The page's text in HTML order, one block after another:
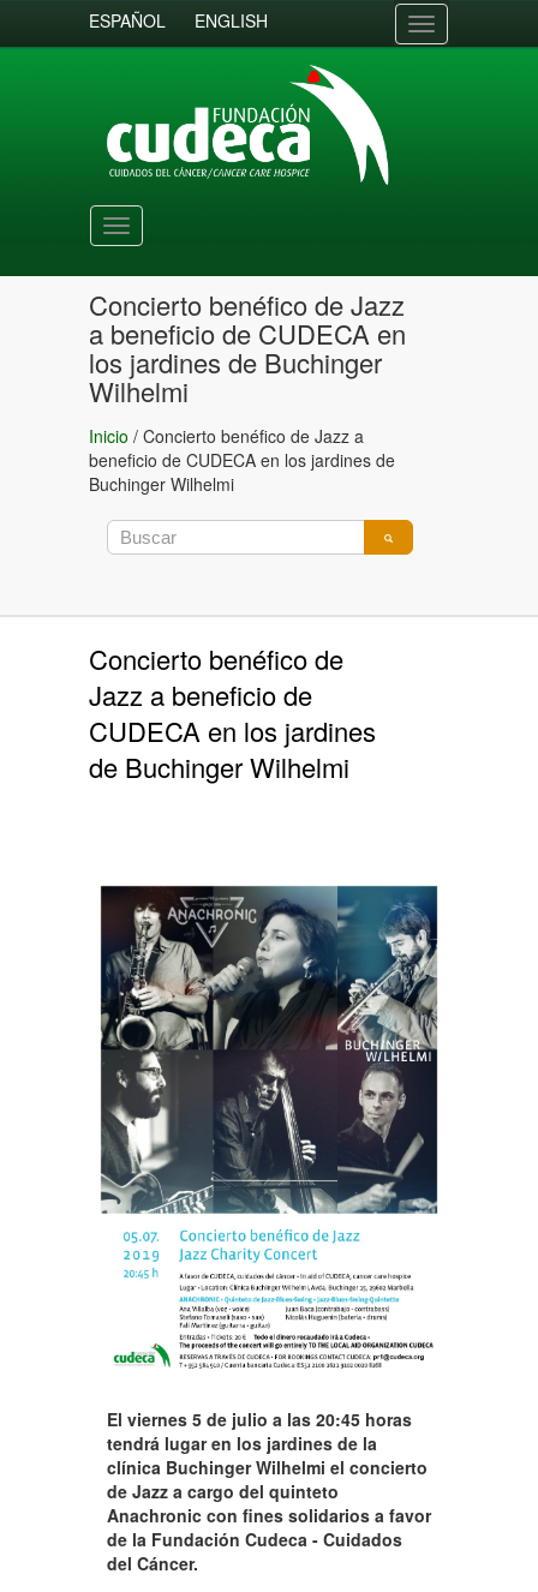
ESPAÑOL ENGLISH
Toggle
navigation
Toggle
navigation
Concierto benéfico de Jazz
a beneficio de CUDECA en
los jardines de Buchinger
Wilhelmi
Inicio / Concierto benéfico de Jazz a
beneficio de CUDECA en los jardines de
Buchinger Wilhelmi
Concierto benéfico de
Jazz a beneficio de
CUDECA en los jardines
de Buchinger Wilhelmi
El viernes 5 de julio a las 20:45 horas
tendrá lugar en los jardines de la
clínica Buchinger Wilhelmi el concierto
de Jazz a cargo del quinteto
Anachronic con fines solidarios a favor
de la Fundación Cudeca - Cuidados
del Cáncer.